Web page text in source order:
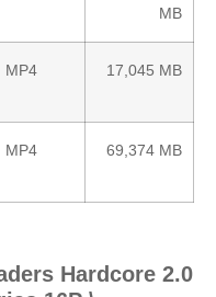
MB
MP4 17,045 MB
MP4 69,374 MB
Hardcore 2.0